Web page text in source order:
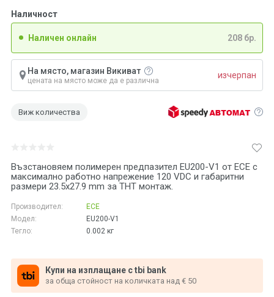
Възстановяем полимерен предпазител EU200-V1 от ECE с
максимално работно напрежение 120 VDC и габаритни
размери 23.5x27.9 mm за THT монтаж.
Производител:
ECE
Модел:
EU200-V1
Тегло:
0.002 кг
Купи на изплащане с tbi bank
за обща стойност на количката над € 50
Наличност
Наличен онлайн 208 бр.
На място, магазин Викиват
цената на място може да е различна
изчерпан
Виж количества